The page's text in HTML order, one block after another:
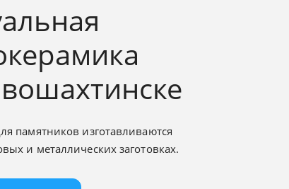
памятников изготавливаются
и металлических заготовках.